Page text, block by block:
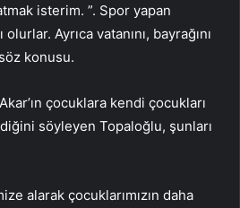
isterim. ”. Spor yapan
Ayrıca vatanını, bayrağını
konusu.
çocuklara kendi çocukları
söyleyen Topaloğlu, şunları
alarak çocuklarımızın daha